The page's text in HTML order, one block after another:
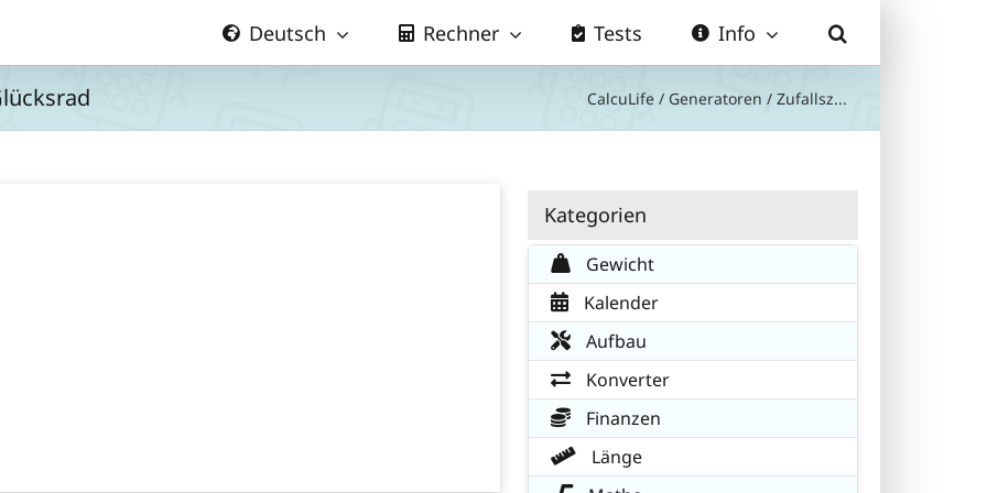
Deutsch Rechner Tests Info
CalcuLife / Generatoren / Zufallsz...
Kategorien
Gewicht
Kalender
Aufbau
Konverter
Finanzen
Länge